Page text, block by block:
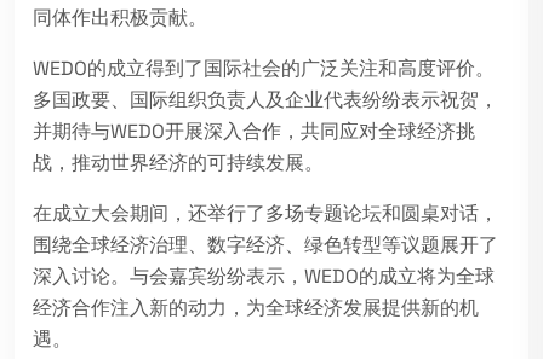
同体作出积极贡献。
WEDO的成立得到了国际社会的广泛关注和高度评价。
多国政要、国际组织负责人及企业代表纷纷表示祝贺，
并期待与WEDO开展深入合作，共同应对全球经济挑
战，推动世界经济的可持续发展。
在成立大会期间，还举行了多场专题论坛和圆桌对话，
围绕全球经济治理、数字经济、绿色转型等议题展开了
深入讨论。与会嘉宾纷纷表示，WEDO的成立将为全球
经济合作注入新的动力，为全球经济发展提供新的机
遇。